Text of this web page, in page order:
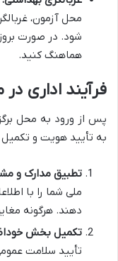
محل آزمون،
شود. در صورت بروز
هماهنگ کنید.
فرآیند اداری
پس از ورود به محل
به تأیید هویت و
تطبیق مدارک و
ملی شما را با
دهند. هرگونه
تکمیل بخش
تأیید سلامت